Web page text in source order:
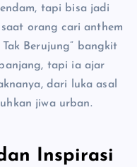
tapi bisa jadi
orang cari anthem
Berujung” bangkit
tapi ia ajar
dari luka asal
jiwa urban.
Inspirasi